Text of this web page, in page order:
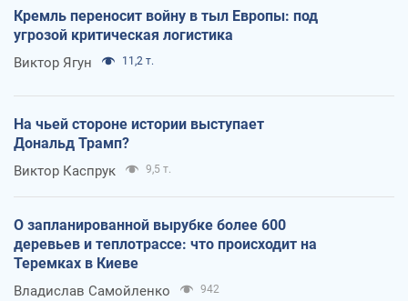
Кремль переносит войну в тыл Европы: под
угрозой критическая логистика
Виктор Ягун 11,2 т.
На чьей стороне истории выступает
Дональд Трамп?
Виктор Каспрук 9,5 т.
О запланированной вырубке более 600
деревьев и теплотрассе: что происходит на
Теремках в Киеве
Владислав Самойленко 942